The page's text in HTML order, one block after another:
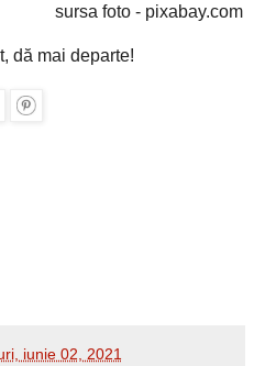
sursa foto - pixabay.com
dă mai departe!
iunie 02, 2021